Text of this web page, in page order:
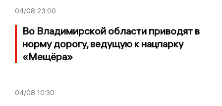
04/08 23:00
Во Владимирской области приводят в
норму дорогу, ведущую к нацпарку
«Мещёра»
04/08 10:30